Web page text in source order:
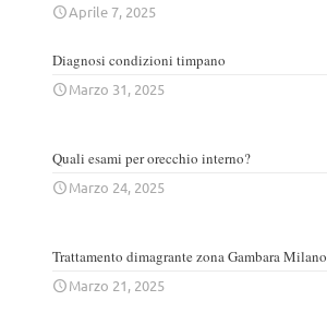
Aprile 7, 2025
Diagnosi condizioni timpano
Marzo 31, 2025
Quali esami per orecchio interno?
Marzo 24, 2025
Trattamento dimagrante zona Gambara Milano
Marzo 21, 2025